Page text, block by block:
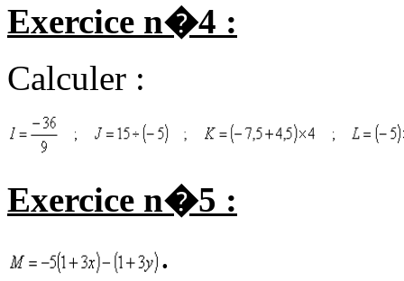
Exercice n�4 :
Calculer :
Exercice n�5 :
.